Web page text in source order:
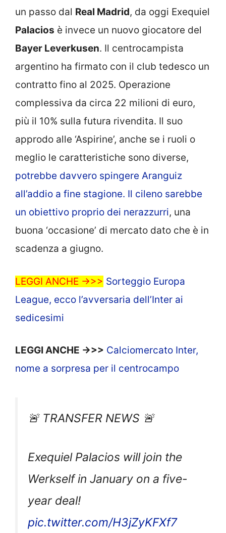
un passo dal Real Madrid, da oggi Exequiel
Palacios è invece un nuovo giocatore del
Bayer Leverkusen. Il centrocampista
argentino ha firmato con il club tedesco un
contratto fino al 2025. Operazione
complessiva da circa 22 milioni di euro,
più il 10% sulla futura rivendita. Il suo
approdo alle ‘Aspirine’, anche se i ruoli o
meglio le caratteristiche sono diverse,
potrebbe davvero spingere Aranguiz
all’addio a fine stagione. Il cileno sarebbe
un obiettivo proprio dei nerazzurri, una
buona ‘occasione’ di mercato dato che è in
scadenza a giugno.
LEGGI ANCHE ->>> Sorteggio Europa
League, ecco l’avversaria dell’Inter ai
sedicesimi
LEGGI ANCHE ->>> Calciomercato Inter,
nome a sorpresa per il centrocampo
🚨 TRANSFER NEWS 🚨
Exequiel Palacios will join the
Werkself in January on a five-
year deal!
pic.twitter.com/H3jZyKFXf7